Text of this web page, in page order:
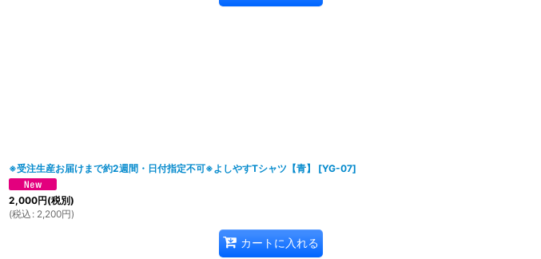
※受注生産お届けまで約2週間・日付指定不可※よしやすTシャツ【青】 [YG-07]
2,000円(税別)
(税込 : 2,200円)
カートに入れる